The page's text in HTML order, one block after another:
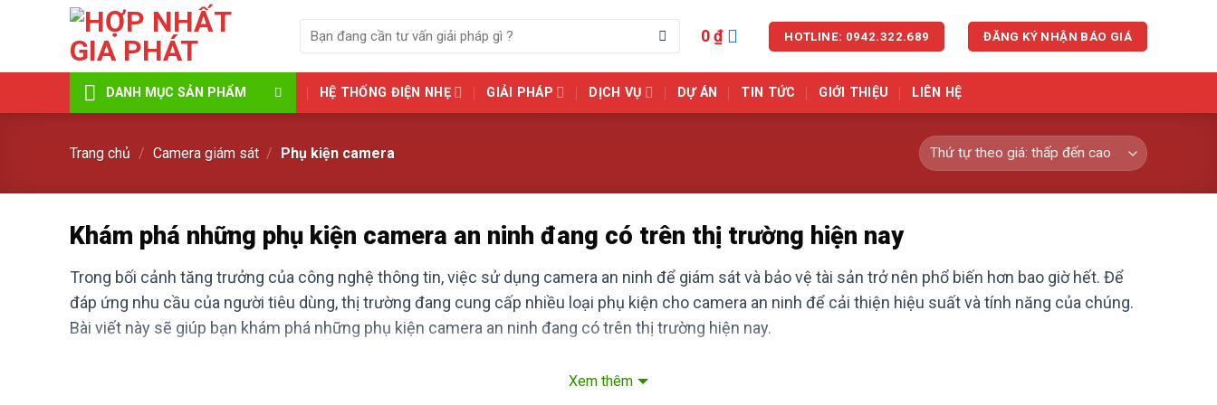
kiếm:
0₫ HOTLINE: 0942.322.689 ĐĂNG KÝ NHẬN BÁO GIÁ
DANH MỤC SẢN PHẨM HỆ THỐNG ĐIỆN NHẸ GIẢI PHÁP DỊCH VỤ DỰ ÁN TIN TỨC GIỚI THIỆU LIÊN HỆ
Trang chủ / Camera giám sát / Phụ kiện camera
Khám phá những phụ kiện camera an ninh đang có trên thị trường hiện nay
Trong bối cảnh tăng trưởng của công nghệ thông tin, việc sử dụng camera an ninh để giám sát và bảo vệ tài sản trở nên phổ biến hơn bao giờ hết. Để
đáp ứng nhu cầu của người tiêu dùng, thị trường đang cung cấp nhiều loại phụ kiện cho camera an ninh để cải thiện hiệu suất và tính năng của chúng.
Bài viết này sẽ giúp bạn khám phá những phụ kiện camera an ninh đang có trên thị trường hiện nay.
Xem thêm